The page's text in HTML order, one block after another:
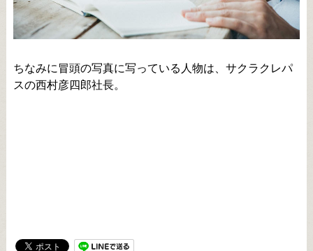
ちなみに冒頭の写真に写っている人物は、サクラクレパ
スの西村彦四郎社長。